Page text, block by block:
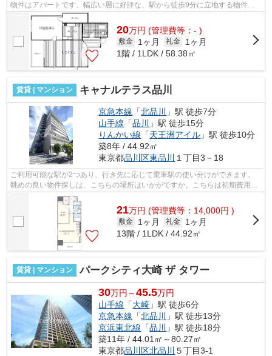
物件はアパートです。幅広い層に好評な、駅から徒歩9分に立地する物件で
す。目的に応じて選べる2駅利用可能な...
20万円 (管理費等：- )
敷金 1ヶ月 礼金
1ヶ月
1階 / 1LDK / 58.38㎡
賃貸 | マンション キャナルテラス品川
京急本線 「北品川
」駅 徒歩7分
山手線 「品川
」駅 徒歩15分
りんかい線 「天王洲アイル 」駅 徒歩10分
築8年 / 44.92㎡
東京都品川区東品川 １丁目3－18
ご利用可能な駅が2つあり、行き先に応じて乗車駅の使い分けができます。
眺めの良い物件探しは、こちらの場所はいかがですか。こちらは初期費用を
カードでお支払いいただける物件です。...
21万円 (管理費等：14,000円 )
敷金 1ヶ月 礼金
1ヶ月
13階 / 1LDK / 44.92㎡
賃貸 | マンション パークシティ大崎 ザ タワー
30万円～45.5万円
山手線 「大崎 」駅 徒歩6分
京急本線 「北品川
」駅 徒歩13分
京浜東北線 「品川
」駅 徒歩18分
築11年 / 44.01㎡～80.27㎡
東京都品川区北品川 ５丁目3-1